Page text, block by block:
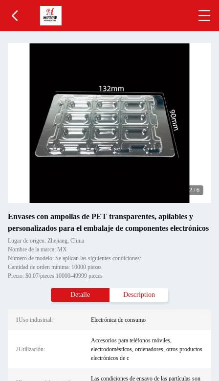
2 / 6
Envases con ampollas de PET transparentes, apilables y
personalizados para el embalaje de componentes electrónicos
Lugar de origen: Zhejiang, China
Nombre de la marca: MX
Número de modelo: Se aplican las siguientes condiciones:
Cantidad de orden mínima: 10000 piezas
Precio: $0.07/pieces 10000-49999 pieces
Detalle Description
1Uso industrial: Electrónica de consumo
2Utilización:
Accesorios para teléfonos móviles,
electrodomésticos, ordenadores, otros productos
electrónicos de c
Las condiciones de ensayo de las partículas son